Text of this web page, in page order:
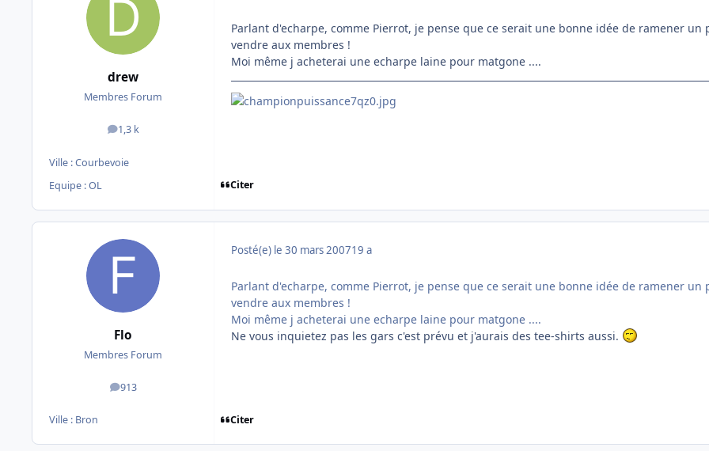
drew
Membres Forum
1,3 k
messages
Ville :Courbevoie
Equipe : OL
Parlant d'echarpe, comme Pierrot, je pense que ce serait une bonne idée de ramener
vendre aux membres !
Moi même j acheterai une echarpe laine pour matgone ....
Citer
Flo
Membres Forum
913
messages
Ville : Bron
Posté(e) le 30 mars 200719 a
Parlant d'echarpe, comme Pierrot, je pense que ce serait une bonne idée de ramener
vendre aux membres !
Moi même j acheterai une echarpe laine pour matgone ....
Ne vous inquietez pas les gars c'est prévu et j'aurais des tee-shirts aussi.
Citer